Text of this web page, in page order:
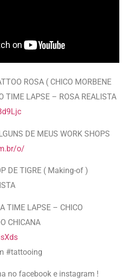
ROSA ( CHICO MORBENE
TIME LAPSE – ROSA REALISTA
DE MEUS WORK SHOPS
o/
DE TIGRE ( Making-of )
TIME LAPSE – CHICO
CHICANA
#tattooing
no facebook e instagram !